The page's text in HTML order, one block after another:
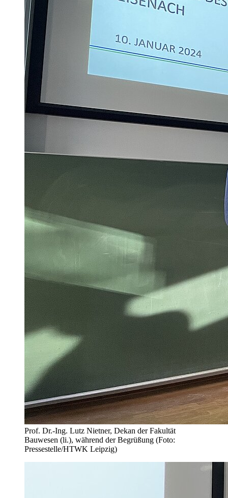
Prof. Dr.-Ing. Lutz Nietner, Dekan der Fakultät
Bauwesen (li.), während der Begrüßung (Foto:
Pressestelle/HTWK Leipzig)